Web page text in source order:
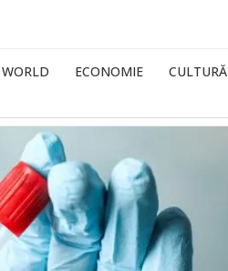
WORLD ECONOMIE CULTURĂ